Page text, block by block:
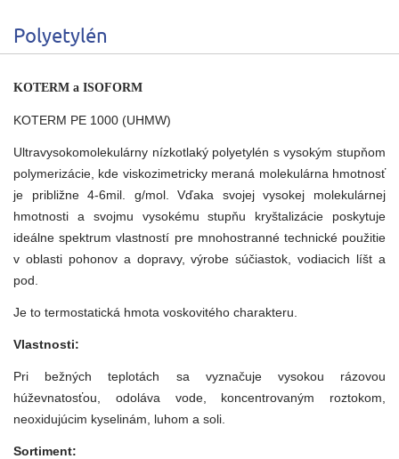
Polyetylén
KOTERM a ISOFORM
KOTERM PE 1000 (UHMW)
Ultravysokomolekulárny nízkotlaký polyetylén s vysokým stupňom
polymerizácie, kde viskozimetricky meraná molekulárna hmotnosť
je približne 4-6mil. g/mol. Vďaka svojej vysokej molekulárnej
hmotnosti a svojmu vysokému stupňu kryštalizácie poskytuje
ideálne spektrum vlastností pre mnohostranné technické použitie
v oblasti pohonov a dopravy, výrobe súčiastok, vodiacich líšt a
pod.
Je to termostatická hmota voskovitého charakteru.
Vlastnosti:
Pri bežných teplotách sa vyznačuje vysokou rázovou
húževnatosťou, odoláva vode, koncentrovaným roztokom,
neoxidujúcim kyselinám, luhom a soli.
Sortiment: